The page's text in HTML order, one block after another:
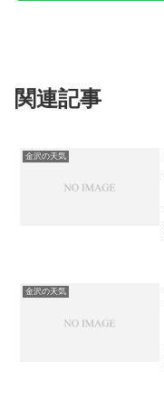
関連記事
金沢の天気
金沢の天気